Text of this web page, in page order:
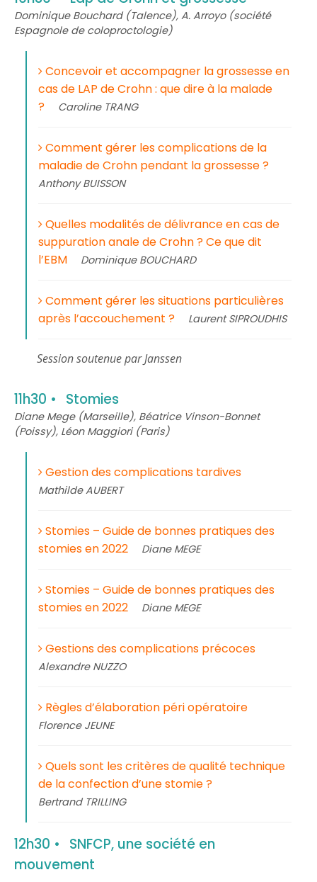
Dominique Bouchard (Talence), A. Arroyo (société
Espagnole de coloproctologie)
Concevoir et accompagner la grossesse en
cas de LAP de Crohn : que dire à la malade
?
Caroline TRANG
Comment gérer les complications de la
maladie de Crohn pendant la grossesse ?
Anthony BUISSON
Quelles modalités de délivrance en cas de
suppuration anale de Crohn ? Ce que dit
l’EBM
Dominique BOUCHARD
Comment gérer les situations particulières
après l’accouchement ?
Laurent SIPROUDHIS
Session soutenue par Janssen
11h30 Stomies
Diane Mege (Marseille), Béatrice Vinson-Bonnet
(Poissy), Léon Maggiori (Paris)
Gestion des complications tardives
Mathilde AUBERT
Stomies – Guide de bonnes pratiques des
stomies en 2022
Diane MEGE
Stomies – Guide de bonnes pratiques des
stomies en 2022
Diane MEGE
Gestions des complications précoces
Alexandre NUZZO
Règles d’élaboration péri opératoire
Florence JEUNE
Quels sont les critères de qualité technique
de la confection d’une stomie ?
Bertrand TRILLING
12h30
SNFCP, une société en
mouvement